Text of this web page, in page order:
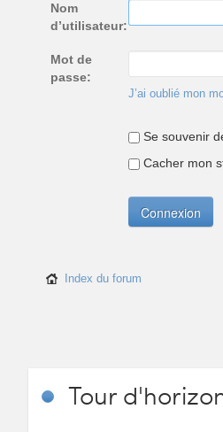
Nom
d’utilisateur:
Mot de
passe:
J’ai oublié mon
Se souvenir
Cacher mon
Index du forum
Tour